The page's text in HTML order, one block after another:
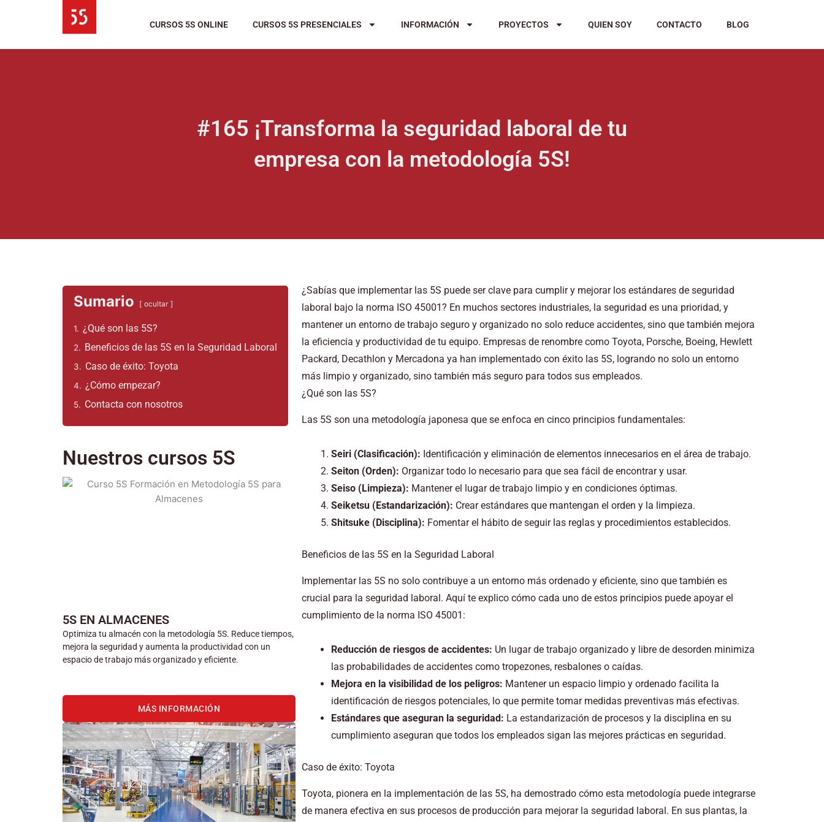
CURSOS 5S ONLINE CURSOS 5S PRESENCIALES INFORMACIÓN PROYECTOS QUIEN SOY CONTACTO BLOG
#165 ¡Transforma la seguridad laboral de tu
empresa con la metodología 5S!
Sumario ocultar
1. ¿Qué son las 5S?
2. Beneficios de las 5S en la Seguridad Laboral
3. Caso de éxito: Toyota
4. ¿Cómo empezar?
5. Contacta con nosotros
Nuestros cursos 5S
5S EN ALMACENES
Optimiza tu almacén con la metodología 5S. Reduce tiempos,
mejora la seguridad y aumenta la productividad con un
espacio de trabajo más organizado y eficiente.
MÁS INFORMACIÓN
¿Sabías que implementar las 5S puede ser clave para cumplir y mejorar los estándares de seguridad
laboral bajo la norma ISO 45001? En muchos sectores industriales, la seguridad es una prioridad, y
mantener un entorno de trabajo seguro y organizado no solo reduce accidentes, sino que también mejora
la eficiencia y productividad de tu equipo. Empresas de renombre como Toyota, Porsche, Boeing, Hewlett
Packard, Decathlon y Mercadona ya han implementado con éxito las 5S, logrando no solo un entorno
más limpio y organizado, sino también más seguro para todos sus empleados.
¿Qué son las 5S?
Las 5S son una metodología japonesa que se enfoca en cinco principios fundamentales:
Seiri (Clasificación): Identificación y eliminación de elementos innecesarios en el área de trabajo.
Seiton (Orden): Organizar todo lo necesario para que sea fácil de encontrar y usar.
Seiso (Limpieza): Mantener el lugar de trabajo limpio y en condiciones óptimas.
Seiketsu (Estandarización): Crear estándares que mantengan el orden y la limpieza.
Shitsuke (Disciplina): Fomentar el hábito de seguir las reglas y procedimientos establecidos.
Beneficios de las 5S en la Seguridad Laboral
Implementar las 5S no solo contribuye a un entorno más ordenado y eficiente, sino que también es
crucial para la seguridad laboral. Aquí te explico cómo cada uno de estos principios puede apoyar el
cumplimiento de la norma ISO 45001:
Reducción de riesgos de accidentes: Un lugar de trabajo organizado y libre de desorden minimiza
las probabilidades de accidentes como tropezones, resbalones o caídas.
Mejora en la visibilidad de los peligros: Mantener un espacio limpio y ordenado facilita la
identificación de riesgos potenciales, lo que permite tomar medidas preventivas más efectivas.
Estándares que aseguran la seguridad: La estandarización de procesos y la disciplina en su
cumplimiento aseguran que todos los empleados sigan las mejores prácticas en seguridad.
Caso de éxito: Toyota
Toyota, pionera en la implementación de las 5S, ha demostrado cómo esta metodología puede integrarse
de manera efectiva en sus procesos de producción para mejorar la seguridad laboral. En sus plantas, la